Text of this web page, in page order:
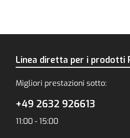
Linea diretta per i prodotti
Migliori prestazioni sotto:
+49 2632 926613
11:00 - 15:00